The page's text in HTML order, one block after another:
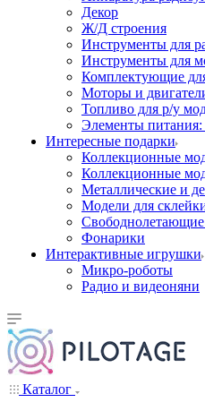
Декор
Ж/Д строения
Инструменты для
Инструменты для
Комплектующие
Моторы и
Топливо для р/у
Элементы питания:
Интересные подарки
Коллекционные
Коллекционные
Металлические и
Модели для
Фонарики
Интерактивные игрушки
Микро-роботы
Радио и видеоняни
Каталог